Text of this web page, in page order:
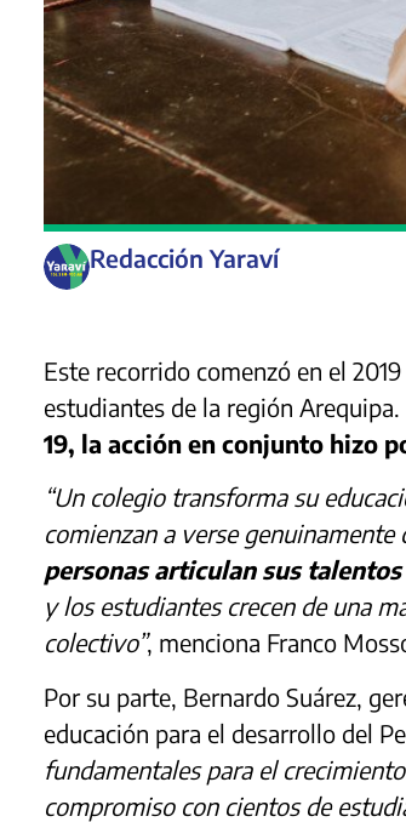
Redacción Yaraví
Este recorrido comenzó en el
estudiantes de la región Arequipa.
19, la acción en conjunto hizo
“Un colegio transforma su
comienzan a verse
personas articulan sus
y los estudiantes crecen de una
colectivo”, menciona Franco
Por su parte, Bernardo Suárez,
educación para el desarrollo del
fundamentales para el
compromiso con cientos de